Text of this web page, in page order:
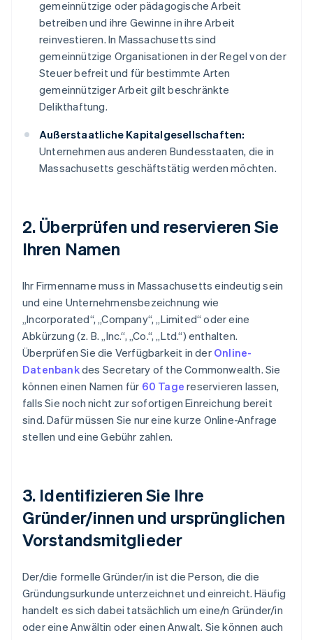
gemeinnützige oder pädagogische Arbeit
betreiben und ihre Gewinne in ihre Arbeit
reinvestieren. In Massachusetts sind
gemeinnützige Organisationen in der Regel von der
Steuer befreit und für bestimmte Arten
gemeinnütziger Arbeit gilt beschränkte
Delikthaftung.
Außerstaatliche Kapitalgesellschaften:
Unternehmen aus anderen Bundesstaaten, die in
Massachusetts geschäftstätig werden möchten.
2. Überprüfen und reservieren Sie
Ihren Namen
Ihr Firmenname muss in Massachusetts eindeutig sein
und eine Unternehmensbezeichnung wie
„Incorporated“, „Company“, „Limited“ oder eine
Abkürzung (z. B. „Inc.“, „Co.“, „Ltd.“) enthalten.
Überprüfen Sie die Verfügbarkeit in der Online-
Datenbankdes Secretary of the Commonwealth. Sie
können einen Namen für 60 Tage reservieren lassen,
falls Sie noch nicht zur sofortigen Einreichung bereit
sind. Dafür müssen Sie nur eine kurze Online-Anfrage
stellen und eine Gebühr zahlen.
3. Identifizieren Sie Ihre
Gründer/innen und ursprünglichen
Vorstandsmitglieder
Der/die formelle Gründer/in ist die Person, die die
Gründungsurkunde unterzeichnet und einreicht. Häufig
handelt es sich dabei tatsächlich um eine/n Gründer/in
oder eine Anwältin oder einen Anwalt. Sie können auch